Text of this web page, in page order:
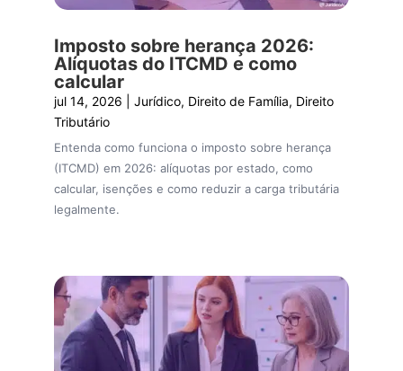
Imposto sobre herança 2026:
Alíquotas do ITCMD e como
calcular
jul 14, 2026 Jurídico, Direito de Família, Direito
Tributário
Entenda como funciona o imposto sobre herança
(ITCMD) em 2026: alíquotas por estado, como
calcular, isenções e como reduzir a carga tributária
legalmente.